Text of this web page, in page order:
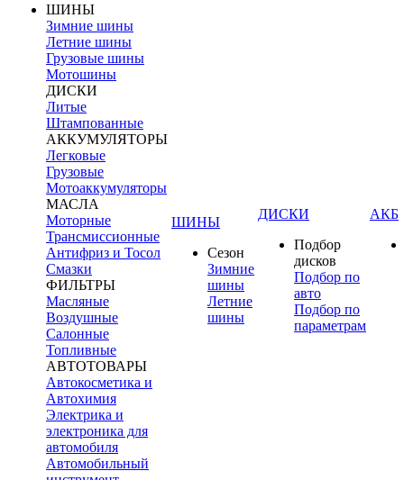
ШИНЫ
Зимние шины
Летние шины
Грузовые шины
Мотошины
ДИСКИ
Литые
Штампованные
АККУМУЛЯТОРЫ
Легковые
Грузовые
Мотоаккумуляторы
МАСЛА
Моторные
Трансмиссионные
Антифриз и Тосол
Смазки
ФИЛЬТРЫ
Масляные
Воздушные
Салонные
Топливные
АВТОТОВАРЫ
Автокосметика и
Автохимия
Электрика и
электроника для
автомобиля
Автомобильный
ШИНЫ
Сезон
Зимние
шины
Летние
шины
ДИСКИ
Подбор
дисков
Подбор по
авто
Подбор по
параметрам
АКБ